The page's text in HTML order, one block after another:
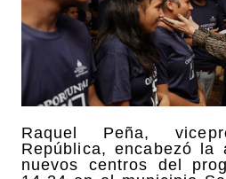
Raquel Peña,
República, encabezó la
nuevos centros del